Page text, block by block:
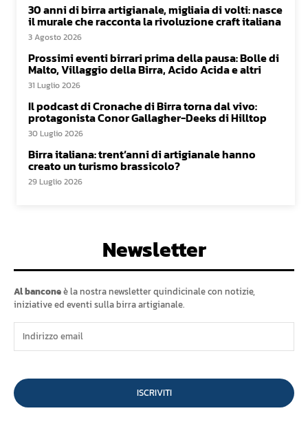
30 anni di birra artigianale, migliaia di volti: nasce
il murale che racconta la rivoluzione craft italiana
3 Agosto 2026
Prossimi eventi birrari prima della pausa: Bolle di
Malto, Villaggio della Birra, Acido Acida e altri
31 Luglio 2026
Il podcast di Cronache di Birra torna dal vivo:
protagonista Conor Gallagher-Deeks di Hilltop
30 Luglio 2026
Birra italiana: trent’anni di artigianale hanno
creato un turismo brassicolo?
29 Luglio 2026
Newsletter
Al banconeè la nostra newsletter quindicinale con notizie,
iniziative ed eventi sulla birra artigianale.
ISCRIVITI